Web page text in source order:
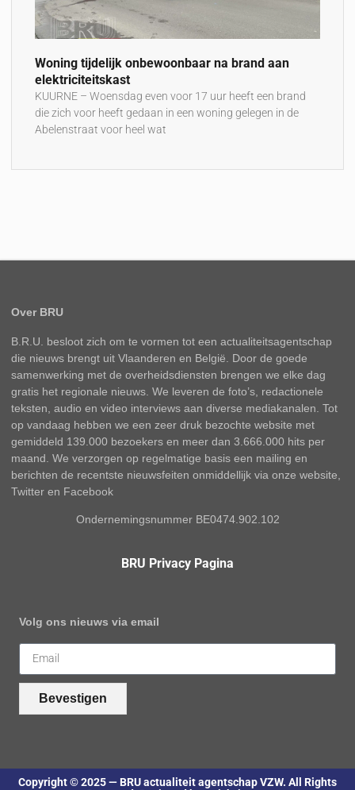
Woning tijdelijk onbewoonbaar na brand aan
elektriciteitskast
KUURNE – Woensdag even voor 17 uur heeft een brand
die zich voor heeft gedaan in een woning gelegen in de
Abelenstraat voor heel wat
Over BRU
B.R.U. besloot zich om te vormen tot een actualiteitsagentschap
die nieuws brengt uit Vlaanderen en België. Door de goede
samenwerking met de overheidsdiensten brengen we elke dag
gratis het regionale nieuws. We leveren de foto’s, redactionele
teksten, audio en video interviews aan diverse mediakanalen. Tot
op vandaag hebben we een zeer druk bezochte website met
gemiddeld 139.000 bezoekers en meer dan 3.666.000 hits per
maand. We verzorgen op regelmatige basis een mailing en
berichten de recentste nieuwsfeiten onmiddellijk via onze website,
Twitter en Facebook
Ondernemingsnummer BE0474.902.102
BRU Privacy Pagina
Volg ons nieuws via email
Bevestigen
Copyright © 2025 — BRU actualiteit agentschap VZW. All Rights